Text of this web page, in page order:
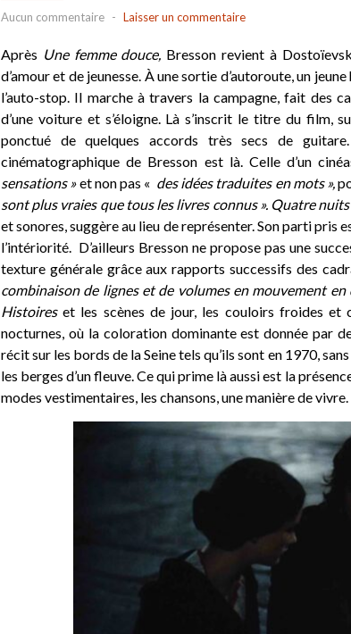
Aucun commentaire - Laisser un commentaire
Après Une femme douce, Bresson revient à
d’amour et de jeunesse. À une sortie d’autoroute, un
l’auto-stop. Il marche à travers la campagne, fait des
d’une voiture et s’éloigne. Là s’inscrit le titre du film,
ponctué de quelques accords très secs de
cinématographique de Bresson est là. Celle d’un
sensations »et non pas « des idées traduites en mots »,
sont plus vraies que tous les livres connus ». Quatre nuits
et sonores, suggère au lieu de représenter. Son parti pris
l’intériorité. D’ailleurs Bresson ne propose pas une
texture générale grâce aux rapports successifs des
combinaison de lignes et de volumes en mouvement
Histoireset les scènes de jour, les couloirs froides et
nocturnes, où la coloration dominante est donnée par
récit sur les bords de la Seine tels qu’ils sont en 1970,
les berges d’un fleuve. Ce qui prime là aussi est la
modes vestimentaires, les chansons, une manière de